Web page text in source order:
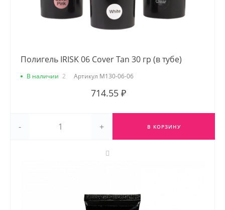
Полигель IRISK 06 Cover Tan 30 гр (в тубе)
В наличии 2 Артикул М130-06-06
714.55 ₽
- + В КОРЗИНУ